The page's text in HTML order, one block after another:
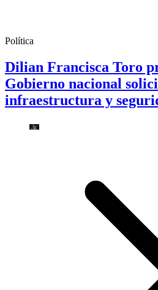
Política
Dilian Francisca Toro
Gobierno nacional
infraestructura y